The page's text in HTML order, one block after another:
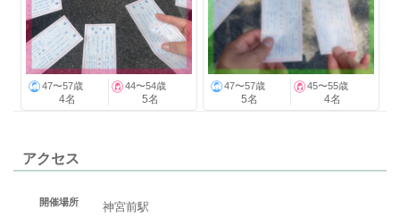
47〜57歳
4名
44〜54歳
5名
47〜57歳
5名
45〜55歳
4名
アクセス
開催場所
神宮前駅